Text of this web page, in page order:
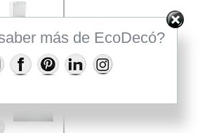
más de EcoDecó?